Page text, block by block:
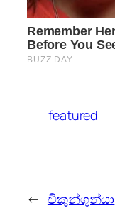
featured
← චිකුන්ගුන්යා